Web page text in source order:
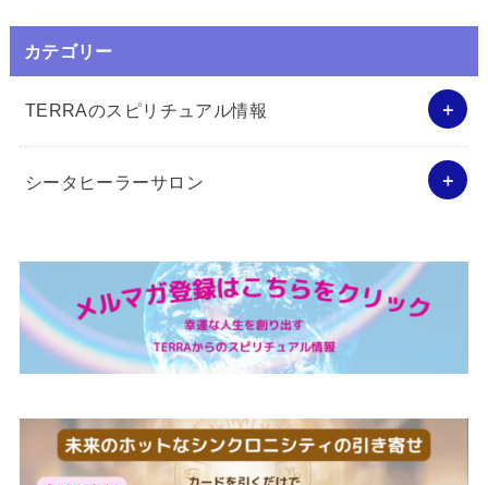
カテゴリー
TERRAのスピリチュアル情報
シータヒーラーサロン